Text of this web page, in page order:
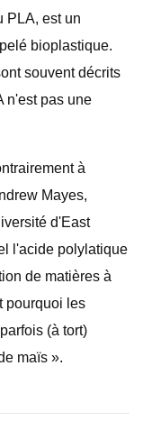
PLA, est un
bioplastique.
souvent décrits
n'est pas une
à
Mayes,
d'East
l'acide polylatique
de matières à
pourquoi les
(à tort)
maïs ».